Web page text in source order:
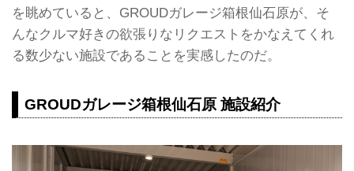
を眺めていると、GROUDガレージ箱根仙石原が、そ
んなクルマ好きの欲張りなリクエストをかなえてくれ
る数少ない施設であることを実感したのだ。
GROUDガレージ箱根仙石原 施設紹介